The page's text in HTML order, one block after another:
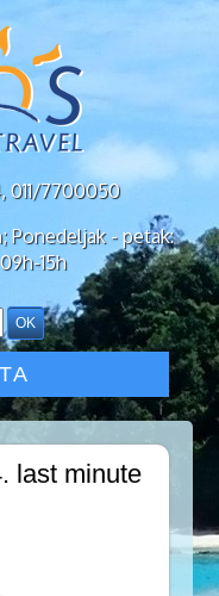
011/7700050
Ponedeljak - petak:
15h
last minute